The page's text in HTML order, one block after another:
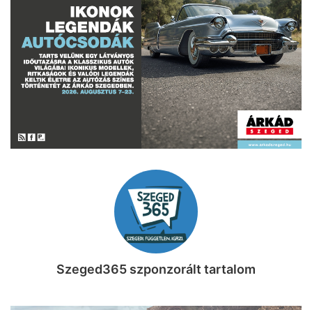
Szeged365 szponzorált tartalom